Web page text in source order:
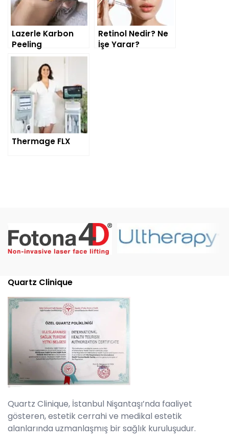
Lazerle Karbon
Peeling
Retinol Nedir? Ne
İşe Yarar?
Thermage FLX
Quartz Clinique
Quartz Clinique, İstanbul Nişantaşı’nda faaliyet
gösteren, estetik cerrahi ve medikal estetik
alanlarında uzmanlaşmış bir sağlık kuruluşudur.